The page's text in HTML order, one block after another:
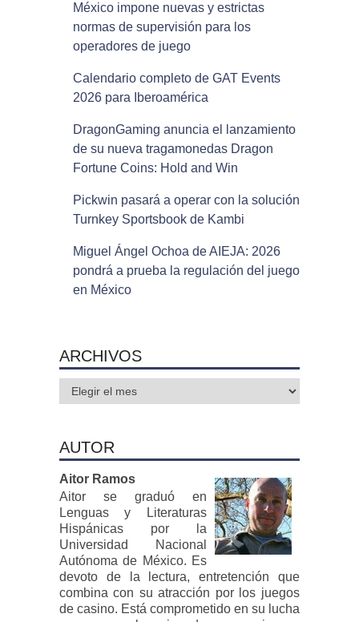
México impone nuevas y estrictas
normas de supervisión para los
operadores de juego
Calendario completo de GAT Events
2026 para Iberoamérica
DragonGaming anuncia el lanzamiento
de su nueva tragamonedas Dragon
Fortune Coins: Hold and Win
Pickwin pasará a operar con la solución
Turnkey Sportsbook de Kambi
Miguel Ángel Ochoa de AIEJA: 2026
pondrá a prueba la regulación del juego
en México
ARCHIVOS
Archivos
AUTOR
Aitor Ramos
Aitor se graduó en
Lenguas y Literaturas
Hispánicas por la
Universidad Nacional
Autónoma de México. Es
devoto de la lectura, entretención que
combina con su atracción por los juegos
de casino. Está comprometido en su lucha